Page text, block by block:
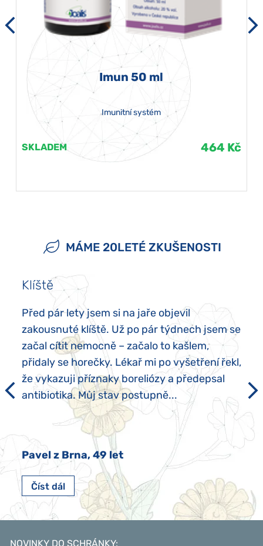
Imun 50 ml
Imunitní systém
SKLADEM 464 Kč
MÁME 20LETÉ ZKUŠENOSTI
Klíště
Před pár lety jsem si na jaře objevil
zakousnuté klíště. Už po pár týdnech jsem se
začal cítit nemocně – začalo to kašlem,
přidaly se horečky. Lékař mi po vyšetření řekl,
že vykazuji příznaky boreliózy a předepsal
antibiotika. Můj stav postupně...
Pavel z Brna, 49 let
Číst dál
NOVINKY DO SCHRÁNKY: